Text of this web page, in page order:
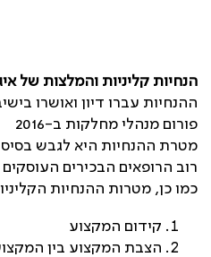
הנחיות קליניות והמלצות של
ההנחיות עברו דיון ואושרו
פורום מנהלי מחלקות ב-2016
מטרת ההנחיות היא לגבש
רוב הרופאים הבכירים
כמו כן, מטרות ההנחיות
קידום המקצוע
הצבת המקצוע בין